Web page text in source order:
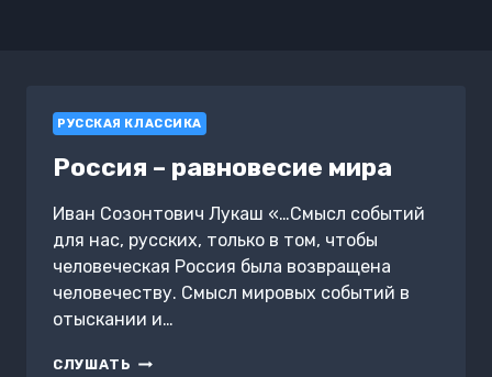
РУССКАЯ КЛАССИКА
Россия – равновесие мира
Иван Созонтович Лукаш «…Смысл событий
для нас, русских, только в том, чтобы
человеческая Россия была возвращена
человечеству. Смысл мировых событий в
отыскании и…
СЛУШАТЬ РОССИЯ